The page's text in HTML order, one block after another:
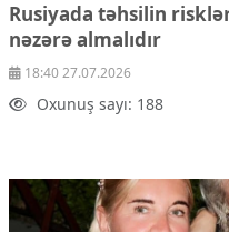
Rusiyada təhsilin
nəzərə almalıdır
18:40 27.07.2026
Oxunuş sayı: 188